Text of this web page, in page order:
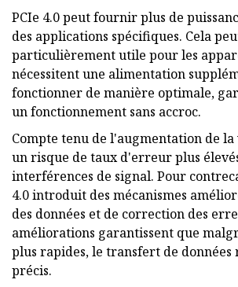
PCIe 4.0 peut fournir plus de
des applications spécifiques. Cela
particulièrement utile pour les
nécessitent une alimentation
fonctionner de manière optimale,
un fonctionnement sans accroc.
Compte tenu de l'augmentation de la
un risque de taux d'erreur plus
interférences de signal. Pour
4.0 introduit des mécanismes
des données et de correction des
améliorations garantissent que
plus rapides, le transfert de données
précis.